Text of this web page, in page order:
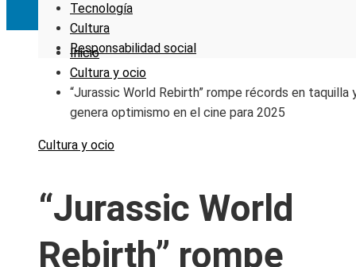
Tecnología
Cultura
Responsabilidad social
Inicio
Cultura y ocio
“Jurassic World Rebirth” rompe récords en taquilla
genera optimismo en el cine para 2025
Cultura y ocio
“Jurassic World
Rebirth” rompe